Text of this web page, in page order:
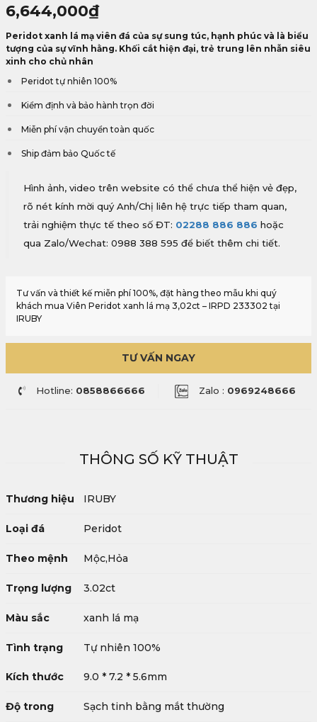
6,644,000₫
Peridot xanh lá mạ viên đá của sự sung túc, hạnh phúc và là biểu
tượng của sự vĩnh hằng. Khối cắt hiện đại, trẻ trung lên nhẫn siêu
xinh cho chủ nhân
Peridot tự nhiên 100%
Kiểm định và bảo hành trọn đời
Miễn phí vận chuyển toàn quốc
Ship đảm bảo Quốc tế
Hình ảnh, video trên website có thể chưa thể hiện vẻ đẹp,
rõ nét kính mời quý Anh/Chị liên hệ trực tiếp tham quan,
trải nghiệm thực tế theo số ĐT: 02288 886 886 hoặc
qua Zalo/Wechat: 0988 388 595 để biết thêm chi tiết.
Tư vấn và thiết kế miễn phí 100%, đặt hàng theo mẫu khi quý
khách mua Viên Peridot xanh lá mạ 3,02ct – IRPD 233302 tại
IRUBY
TƯ VẤN NGAY
Hotline: 0858866666 Zalo : 0969248666
THÔNG SỐ KỸ THUẬT
Thương hiệu IRUBY
Loại đá Peridot
Theo mệnh Mộc,Hỏa
Trọng lượng 3.02ct
Màu sắc xanh lá mạ
Tình trạng Tự nhiên 100%
Kích thước 9.0 * 7.2 * 5.6mm
Độ trong Sạch tinh bằng mắt thường